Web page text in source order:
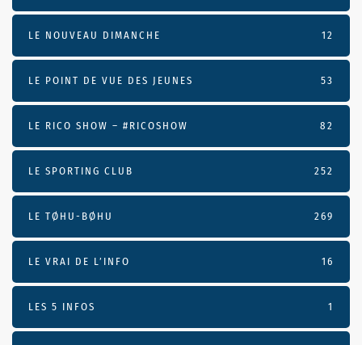
LE NOUVEAU DIMANCHE 12
LE POINT DE VUE DES JEUNES 53
LE RICO SHOW – #RICOSHOW 82
LE SPORTING CLUB 252
LE TØHU-BØHU 269
LE VRAI DE L’INFO 16
LES 5 INFOS 1